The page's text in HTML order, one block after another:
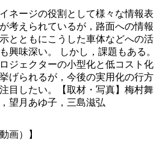
ネージの役割として様々な情報表
考えられているが，路面への情報
とともにこうした車体などへの活
興味深い。 しかし，課題もある。
ジェクターの小型化と低コスト化
げられるが，今後の実用化の行方
目したい。【取材・写真】梅村舞
望月あゆ子，三島滋弘
画）】